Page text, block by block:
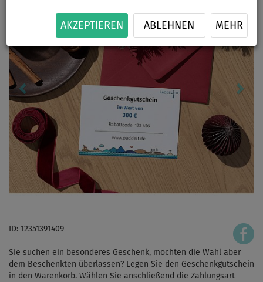
AKZEPTIEREN ABLEHNEN MEHR
ID: 12351391409
Sie suchen ein besonderes Geschenk, möchten die Wahl aber
dem Beschenkten überlassen? Legen Sie den Geschenkgutschein
in den Warenkorb. Wählen Sie anschließend die Zahlungsart